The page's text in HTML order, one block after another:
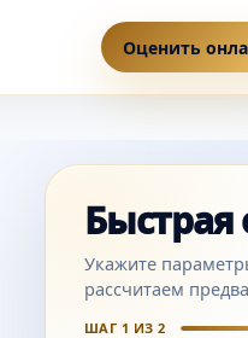
Оценить
Быстрая
Укажите
рассчитаем
ШАГ 1 ИЗ 2